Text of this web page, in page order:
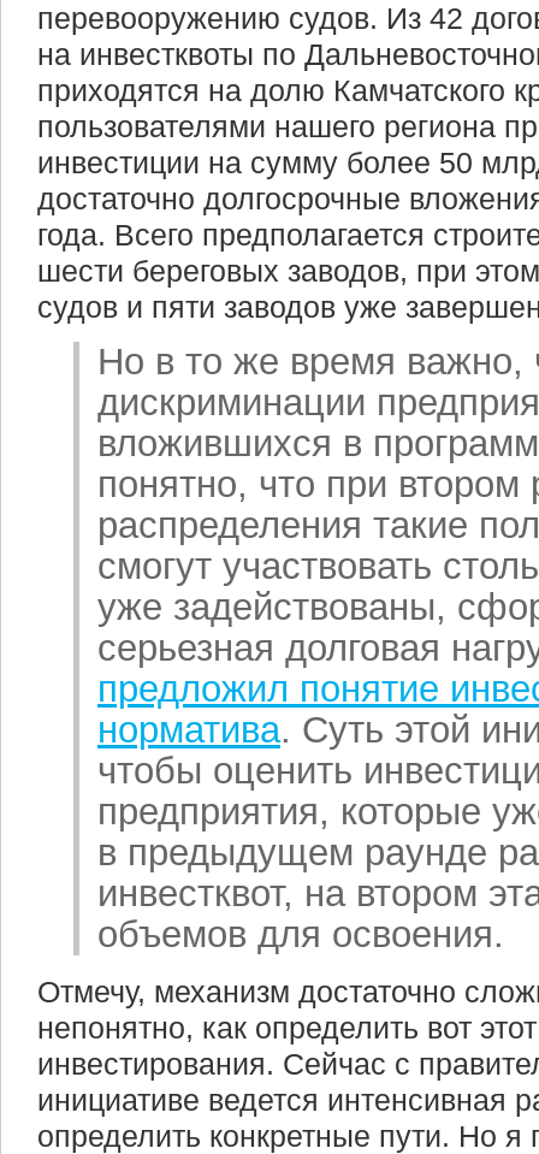
перевооружению судов. Из 42
на инвестквоты по
приходятся на долю Камчатского
пользователями нашего региона
инвестиции на сумму более 50
достаточно долгосрочные
года. Всего предполагается
шести береговых заводов, при
судов и пяти заводов уже
Но в то же время
дискриминации
вложившихся в
понятно, что при втором
распределения такие
смогут участвовать
уже задействованы,
серьезная долговая
предложил понятие
норматива. Суть этой
чтобы оценить
предприятия, которые
в предыдущем раунде
инвестквот, на втором
объемов для освоения.
Отмечу, механизм достаточно
непонятно, как определить вот
инвестирования. Сейчас с
инициативе ведется интенсивная
определить конкретные пути. Но я